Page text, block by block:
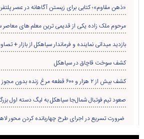
«ذهن مقاوم»؛ کتابی برای زیستن آگاهانه در عصر
مرحوم ملک زاده یکی از قدیمی ترین معلم های معاصر
بازدید میدانی نماینده و فرماندار سیاهکل از بازار +
کشف سوخت قاچاق در سياهکل
کشف بیش از ۲ هزار و ۶۰۰ قطعه مرغ زنده بدون مجوز در سیاهکل
صعود تیم فوتبال شمال‌جا‌ سیاهکل به لیگ دسته اول
ضرورت تسریع در اجرای طرح چهاربانده کردن محور